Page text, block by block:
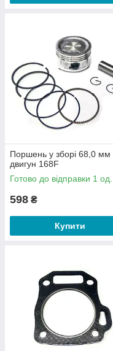
Поршень у зборі 68,0 мм
двигун 168F
Готово до відправки 1 од.
598 ₴
Купити